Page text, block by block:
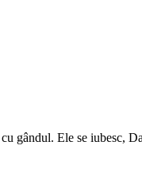
gândul. Ele se iubesc,